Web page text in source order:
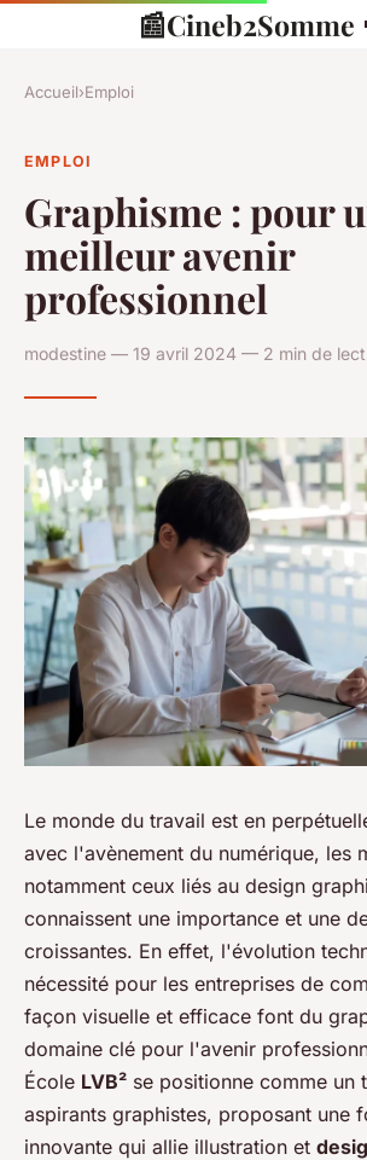
📰Cineb2Somme
Accueil›Emploi
EMPLOI
Graphisme : pour
meilleur avenir
professionnel
modestine — 19 avril 2024 — 2 min de
Le monde du travail est en
avec l'avènement du numérique, les
notamment ceux liés au design
connaissent une importance et une
croissantes. En effet, l'évolution
nécessité pour les entreprises de
façon visuelle et efficace font du
domaine clé pour l'avenir
École LVB² se positionne comme un
aspirants graphistes, proposant une
innovante qui allie illustration et